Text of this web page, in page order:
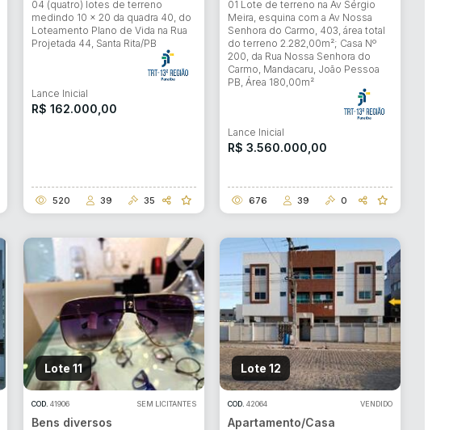
04 (quatro) lotes de terreno
medindo 10 x 20 da quadra 40, do
Loteamento Plano de Vida na Rua
Projetada 44, Santa Rita/PB
Lance Inicial
R$ 162.000,00
520 39 35
01 Lote de terreno na Av Sérgio
Meira, esquina com a Av Nossa
Senhora do Carmo, 403, área total
do terreno 2.282,00m²; Casa Nº
200, da Rua Nossa Senhora do
Carmo, Mandacaru, João Pessoa
PB, Área 180,00m²
Lance Inicial
R$ 3.560.000,00
676 39 0
Lote 11
COD. 41906 SEM LICITANTES
Bens diversos
Lote 12
COD. 42064 VENDIDO
Apartamento/Casa